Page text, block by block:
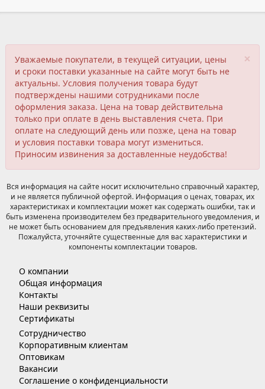
×
Уважаемые покупатели, в текущей ситуации, цены
и сроки поставки указанные на сайте могут быть не
актуальны. Условия получения товара будут
подтверждены нашими сотрудниками после
оформления заказа. Цена на товар действительна
только при оплате в день выставления счета. При
оплате на следующий день или позже, цена на товар
и условия поставки товара могут измениться.
Приносим извинения за доставленные неудобства!
Вся информация на сайте носит исключительно справочный характер,
и не является публичной офертой. Информация о ценах, товарах, их
характеристиках и комплектации может как содержать ошибки, так и
быть изменена производителем без предварительного уведомления, и
не может быть основанием для предъявления каких-либо претензий.
Пожалуйста, уточняйте существенные для вас характеристики и
компоненты комплектации товаров.
О компании
Общая информация
Контакты
Наши реквизиты
Сертификаты
Сотрудничество
Корпоративным клиентам
Оптовикам
Вакансии
Соглашение о конфиденциальности